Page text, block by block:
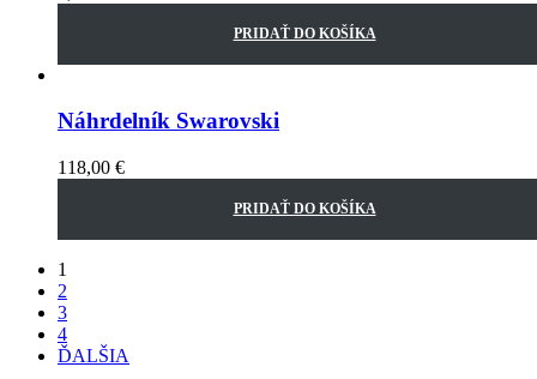
PRIDAŤ DO KOŠÍKA
Náhrdelník Swarovski
118,00 €
PRIDAŤ DO KOŠÍKA
1
2
3
4
ĎALŠIA